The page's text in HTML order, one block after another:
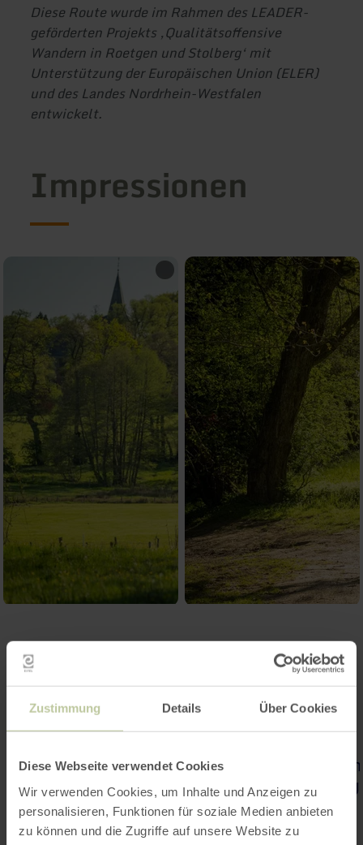
Zustimmung Details Über Cookies
Diese Webseite verwendet Cookies
Wir verwenden Cookies, um Inhalte und Anzeigen zu
personalisieren, Funktionen für soziale Medien anbieten
zu können und die Zugriffe auf unsere Website zu
Diese Route wurde im Rahmen des LEADER-
geförderten Projekts ‚Qualitätsoffensive
Wandern in Roetgen und Stolberg‘ mit
Unterstützung der Europäischen Union (ELER)
und des Landes Nordrhein-Westfalen
entwickelt.
Impressionen